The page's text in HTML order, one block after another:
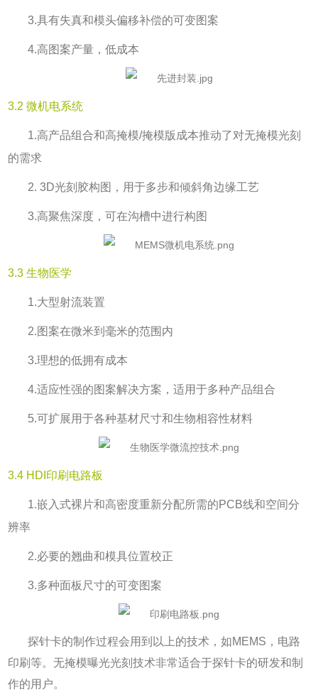
3.具有失真和模头偏移补偿的可变图案
4.高图案产量，低成本
3.2微机电系统
1.高产品组合和高掩模/掩模版成本推动了对无掩模光刻
的需求
2. 3D光刻胶构图，用于多步和倾斜角边缘工艺
3.高聚焦深度，可在沟槽中进行构图
3.3 生物医学
1.大型射流装置
2.图案在微米到毫米的范围内
3.理想的低拥有成本
4.适应性强的图案解决方案，适用于多种产品组合
5.可扩展用于各种基材尺寸和生物相容性材料
3.4 HDI 印刷电路板
1.嵌入式裸片和高密度重新分配所需的PCB线和空间分
辨率
2.必要的翘曲和模具位置校正
3.多种面板尺寸的可变图案
探针卡的制作过程会用到以上的技术，如MEMS，电路
印刷等。 无掩模曝光光刻技术非常适合于探针卡的研发和制
作的用户。